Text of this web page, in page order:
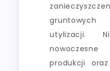
utylizacji.
produkcji